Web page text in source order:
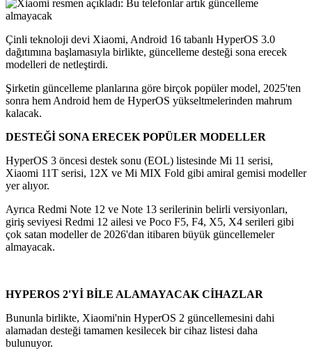
Çinli teknoloji devi Xiaomi, Android 16 tabanlı HyperOS 3.0
dağıtımına başlamasıyla birlikte, güncelleme desteği sona erecek
modelleri de netleştirdi.
Şirketin güncelleme planlarına göre birçok popüler model, 2025'ten
sonra hem Android hem de HyperOS yükseltmelerinden mahrum
kalacak.
DESTEĞİ SONA ERECEK POPÜLER MODELLER
HyperOS 3 öncesi destek sonu (EOL) listesinde Mi 11 serisi,
Xiaomi 11T serisi, 12X ve Mi MIX Fold gibi amiral gemisi modeller
yer alıyor.
Ayrıca Redmi Note 12 ve Note 13 serilerinin belirli versiyonları,
giriş seviyesi Redmi 12 ailesi ve Poco F5, F4, X5, X4 serileri gibi
çok satan modeller de 2026'dan itibaren büyük güncellemeler
almayacak.
HYPEROS 2'Yİ BİLE ALAMAYACAK CİHAZLAR
Bununla birlikte, Xiaomi'nin HyperOS 2 güncellemesini dahi
alamadan desteği tamamen kesilecek bir cihaz listesi daha
bulunuyor.